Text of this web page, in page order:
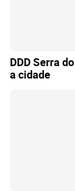
DDD Serra
a cidade